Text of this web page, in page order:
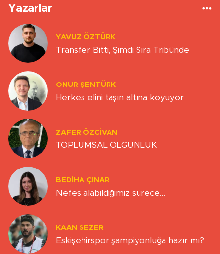
Yazarlar
YAVUZ ÖZTÜRK
Transfer Bitti, Şimdi Sıra Tribünde
ONUR ŞENTÜRK
Herkes elini taşın altına koyuyor
ZAFER ÖZCIVAN
TOPLUMSAL OLGUNLUK
BEDIHA ÇINAR
Nefes alabildiğimiz sürece…
KAAN SEZER
Eskişehirspor şampiyonluğa hazır mı?